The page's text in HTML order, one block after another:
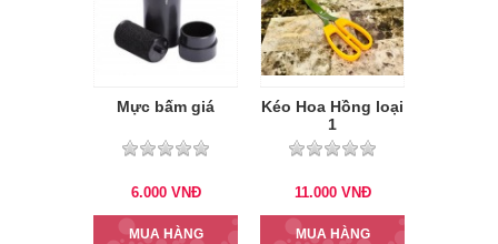
Mực bấm giá
6.000 VNĐ
MUA HÀNG
Kéo Hoa Hồng loại
1
11.000 VNĐ
MUA HÀNG